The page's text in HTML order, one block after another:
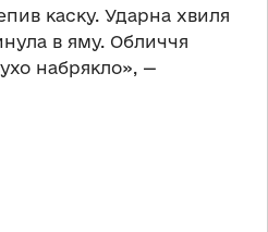
каску. Ударна хвиля
в яму. Обличчя
набрякло», —